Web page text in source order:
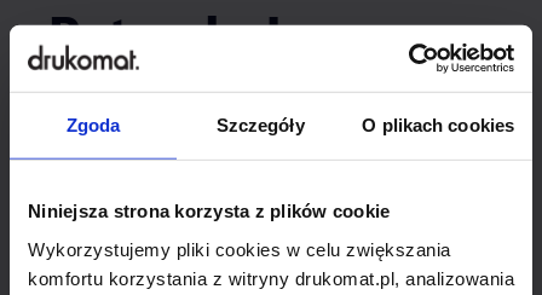
Zgoda Szczegóły O plikach cookies
Niniejsza strona korzysta z plików cookie
Wykorzystujemy pliki cookies w celu zwiększania
komfortu korzystania z witryny drukomat.pl, analizowania
Potrzebujesz
indywidualnego
rozwiązania?
Odezwij się do nas, aby omówić
produkt niestandardowy.